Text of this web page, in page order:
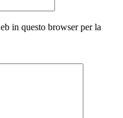
in questo browser per la